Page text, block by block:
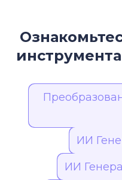
ИИ
ИИ